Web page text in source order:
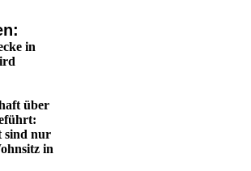
in
über
sind nur
in